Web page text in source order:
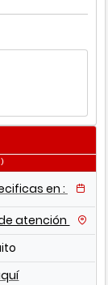
)
en :
atención